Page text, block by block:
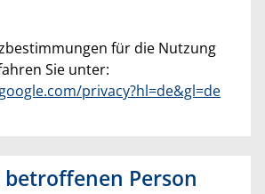
für die Nutzung
Sie unter:
privacy?hl=de&gl=de
betroffenen Person